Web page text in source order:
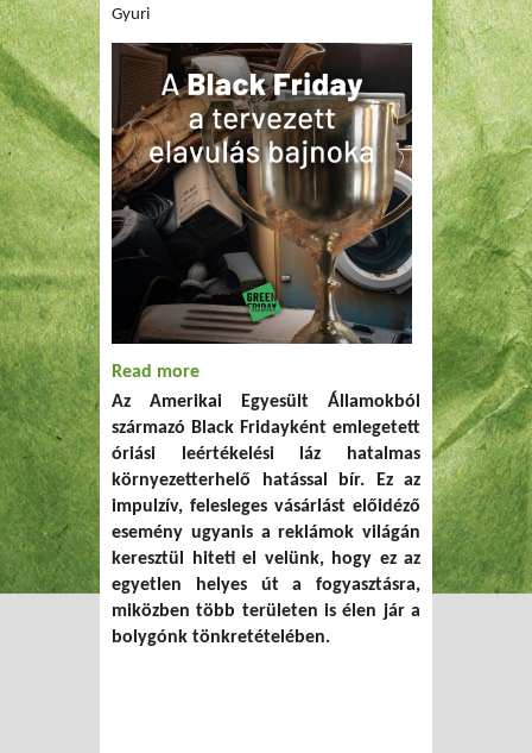
Gyuri
Read more about A Black Friday versenyfutás a
szakadék felé – Dönts okosan! Válaszd a
Green Fridayt!
Az Amerikai Egyesült Államokból
származó Black Fridayként emlegetett
óriási leértékelési láz hatalmas
környezetterhelő hatással bír. Ez az
impulzív, felesleges vásárlást előidéző
esemény ugyanis a reklámok világán
keresztül hiteti el velünk, hogy ez az
egyetlen helyes út a fogyasztásra,
miközben több területen is élen jár a
bolygónk tönkretételében.